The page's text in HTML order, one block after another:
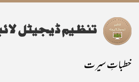
خطباتِ سیرت